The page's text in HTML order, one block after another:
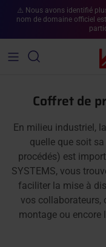
Aller au contenu
⚠️ Nous avons identifié
nom de domaine officiel est
Coffret de
En milieu industriel,
quelle que soit
procédés) est
SYSTEMS, vous
faciliter la mise à
vos collaborateurs,
montage ou encore